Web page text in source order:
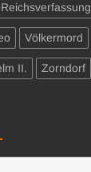
Reichsverfassung
Völkermord
II. Zorndorf